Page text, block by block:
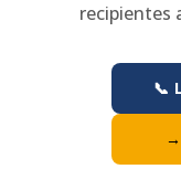
recipientes
📞
→